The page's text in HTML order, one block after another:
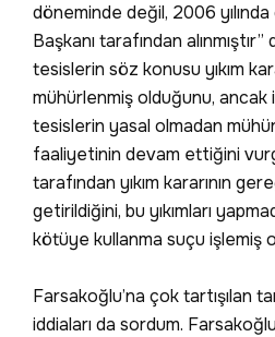
döneminde değil, 2006
Başkanı tarafından
tesislerin söz konusu yıkım
mühürlenmiş olduğunu,
tesislerin yasal olmadan
faaliyetinin devam ettiğini
tarafından yıkım kararının
getirildiğini, bu yıkımları
kötüye kullanma suçu işlemiş
Farsakoğlu’na çok tartışılan
iddiaları da sordum.